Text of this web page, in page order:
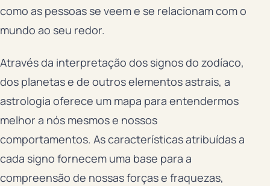
como as pessoas se veem e se relacionam com o
mundo ao seu redor.
Através da interpretação dos signos do zodíaco,
dos planetas e de outros elementos astrais, a
astrologia oferece um mapa para entendermos
melhor a nós mesmos e nossos
comportamentos. As características atribuídas a
cada signo fornecem uma base para a
compreensão de nossas forças e fraquezas,